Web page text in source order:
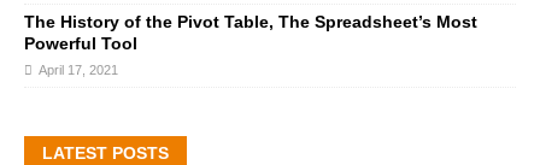
The History of the Pivot Table, The Spreadsheet’s Most
Powerful Tool
April 17, 2021
LATEST POSTS